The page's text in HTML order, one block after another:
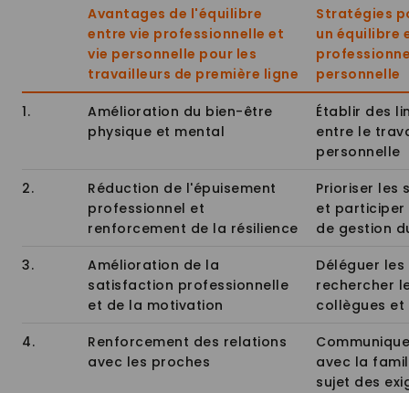
Avantages de l'équilibre
entre vie professionnelle et
vie personnelle pour les
travailleurs de première ligne
Stratégies
un équilibre
personnelle
1.
Amélioration du bien-être
physique et mental
Établir des
entre le
personnelle
2.
Réduction de l'épuisement
professionnel et
renforcement de la résilience
Prioriser les
et participer
de gestion
3.
Amélioration de la
satisfaction professionnelle
et de la motivation
Déléguer
rechercher
collègues et
4.
Renforcement des relations
avec les proches
avec la
sujet des